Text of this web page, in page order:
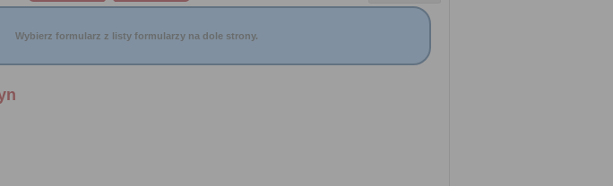
Wybierz formularz z listy formularzy na dole strony.